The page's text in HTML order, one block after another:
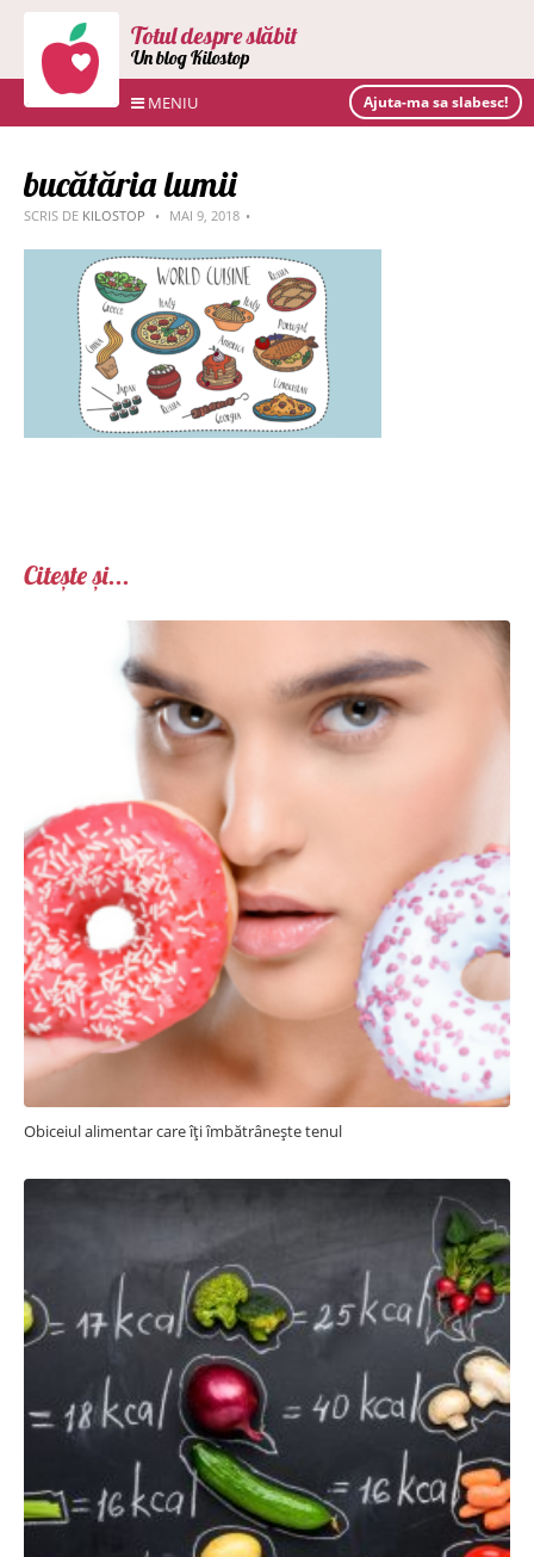
Totul despre slăbit
Un blog Kilostop
MENIU Ajuta-ma sa slabesc!
bucătăria lumii
SCRIS DE KILOSTOP MAI 9, 2018
Citește și...
Obiceiul alimentar care îți îmbătrânește tenul